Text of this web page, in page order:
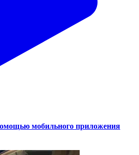
мобильного приложения